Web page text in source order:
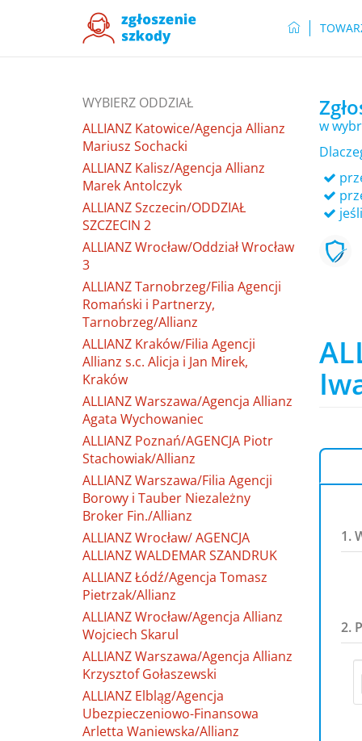
WYBIERZ ODDZIAŁ
ALLIANZ Katowice/Agencja Allianz
Mariusz Sochacki
ALLIANZ Kalisz/Agencja Allianz
Marek Antolczyk
ALLIANZ Szczecin/ODDZIAŁ
SZCZECIN 2
ALLIANZ Wrocław/Oddział Wrocław
3
ALLIANZ Tarnobrzeg/Filia Agencji
Romański i Partnerzy,
Tarnobrzeg/Allianz
ALLIANZ Kraków/Filia Agencji
Allianz s.c. Alicja i Jan Mirek,
Kraków
ALLIANZ Warszawa/Agencja Allianz
Agata Wychowaniec
ALLIANZ Poznań/AGENCJA Piotr
Stachowiak/Allianz
ALLIANZ Warszawa/Filia Agencji
Borowy i Tauber Niezależny
Broker Fin./Allianz
ALLIANZ Wrocław/ AGENCJA
ALLIANZ WALDEMAR SZANDRUK
ALLIANZ Łódź/Agencja Tomasz
Pietrzak/Allianz
ALLIANZ Wrocław/Agencja Allianz
Wojciech Skarul
ALLIANZ Warszawa/Agencja Allianz
Krzysztof Gołaszewski
ALLIANZ Elbląg/Agencja
Ubezpieczeniowo-Finansowa
Arletta Waniewska/Allianz
w
1.
2.